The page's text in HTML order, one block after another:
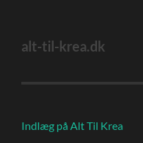
alt-til-krea.dk
Indlæg på Alt Til Krea